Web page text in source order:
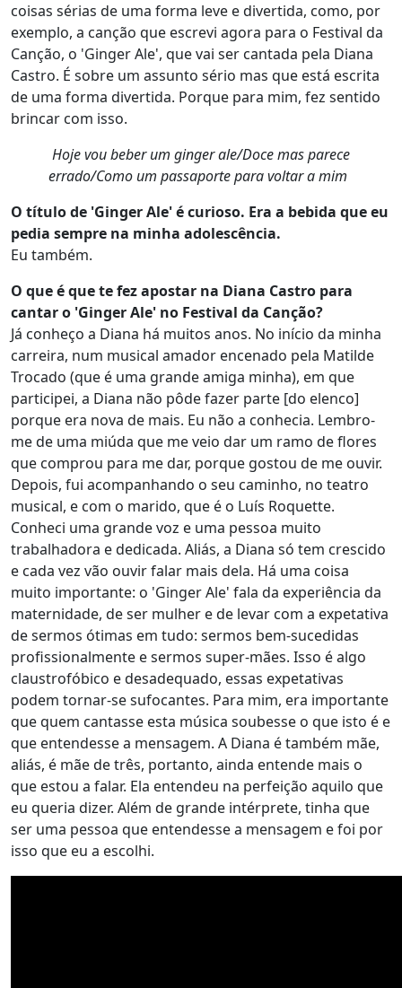
coisas sérias de uma forma leve e divertida, como, por
exemplo, a canção que escrevi agora para o Festival da
Canção, o 'Ginger Ale', que vai ser cantada pela Diana
Castro. É sobre um assunto sério mas que está escrita
de uma forma divertida. Porque para mim, fez sentido
brincar com isso.
Hoje vou beber um ginger ale/Doce mas parece
errado/Como um passaporte para voltar a mim
O título de 'Ginger Ale' é curioso. Era a bebida que eu
pedia sempre na minha adolescência.
Eu também.
O que é que te fez apostar na Diana Castro para
cantar o 'Ginger Ale' no Festival da Canção?
Já conheço a Diana há muitos anos. No início da minha
carreira, num musical amador encenado pela Matilde
Trocado (que é uma grande amiga minha), em que
participei, a Diana não pôde fazer parte [do elenco]
porque era nova de mais. Eu não a conhecia. Lembro-
me de uma miúda que me veio dar um ramo de flores
que comprou para me dar, porque gostou de me ouvir.
Depois, fui acompanhando o seu caminho, no teatro
musical, e com o marido, que é o Luís Roquette.
Conheci uma grande voz e uma pessoa muito
trabalhadora e dedicada. Aliás, a Diana só tem crescido
e cada vez vão ouvir falar mais dela. Há uma coisa
muito importante: o 'Ginger Ale' fala da experiência da
maternidade, de ser mulher e de levar com a expetativa
de sermos ótimas em tudo: sermos bem-sucedidas
profissionalmente e sermos super-mães. Isso é algo
claustrofóbico e desadequado, essas expetativas
podem tornar-se sufocantes. Para mim, era importante
que quem cantasse esta música soubesse o que isto é e
que entendesse a mensagem. A Diana é também mãe,
aliás, é mãe de três, portanto, ainda entende mais o
que estou a falar. Ela entendeu na perfeição aquilo que
eu queria dizer. Além de grande intérprete, tinha que
ser uma pessoa que entendesse a mensagem e foi por
isso que eu a escolhi.